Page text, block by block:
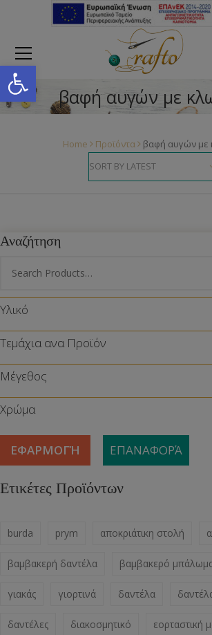
Open toolbar
βαφή αυγών με
Home Προϊόντα βαφή αυγών με
Αναζήτηση
Υλικό
Τεμάχια ανα Προϊόν
Μέγεθος
Χρώμα
ΕΦΑΡΜΟΓΉ ΕΠΑΝΑΦΟΡΆ
Ετικέτες Προϊόντων
burda prym αποκριάτικη στολή
βαμβακερή δαντέλα βαμβακερό
γιακάς γιορτινά δαντέλα
δαντέλες διακοσμητικό εορταστική